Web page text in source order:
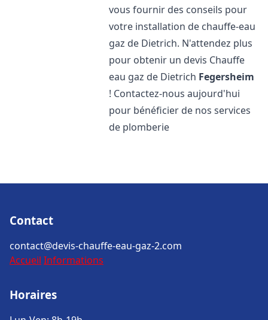
vous fournir des conseils pour
votre installation de chauffe-eau
gaz de Dietrich. N'attendez plus
pour obtenir un devis Chauffe
eau gaz de Dietrich Fegersheim
! Contactez-nous aujourd'hui
pour bénéficier de nos services
de plomberie
Contact
contact@devis-chauffe-eau-gaz-2.com
Accueil Informations
Horaires